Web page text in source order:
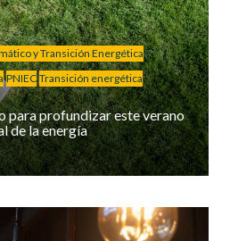
y Transición Energética
PNIEC Transición energética
para profundizar este verano
de la energía